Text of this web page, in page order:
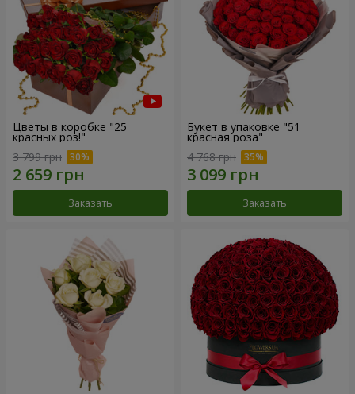
Цветы в коробке "25
красных роз!"
3 799 грн
Заказать
Букет в упаковке "51
красная роза"
4 768 грн
Заказать